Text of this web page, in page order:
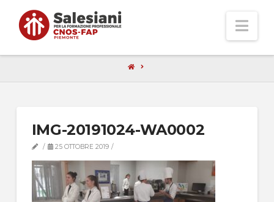
IMG-20191024-WA0002
25 OTTOBRE 2019